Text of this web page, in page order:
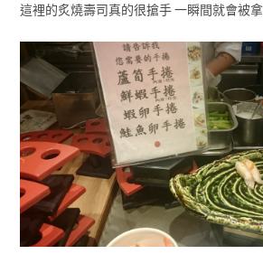
這裡的炙燒壽司真的很搶手 一瞬間就會被